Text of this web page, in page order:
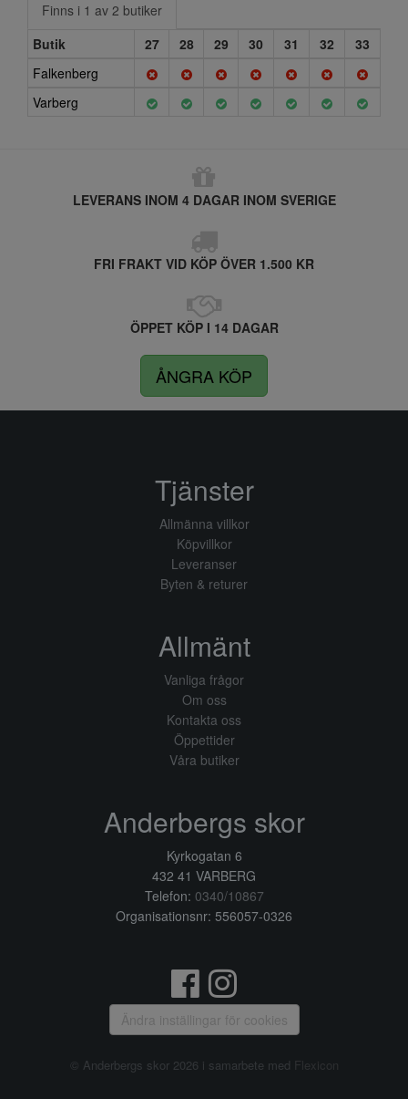
Finns i 1 av 2 butiker
Butik
27 28 29 30 31 32
33
Falkenberg
Varberg
LEVERANS INOM 4 DAGAR INOM SVERIGE
FRI FRAKT VID KÖP ÖVER 1.500 KR
ÖPPET KÖP I 14 DAGAR
ÅNGRA KÖP
Tjänster
Allmänna villkor
Köpvillkor
Leveranser
Byten & returer
Allmänt
Vanliga frågor
Om oss
Kontakta oss
Öppettider
Våra butiker
Anderbergs skor
Kyrkogatan 6
432 41 VARBERG
Telefon: 0340/10867
Organisationsnr: 556057-0326
Ändra inställingar för cookies
© Anderbergs skor 2026 i samarbete med Flexicon